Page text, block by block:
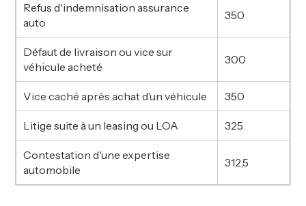
Refus d'indemnisation assurance
auto
350
Défaut de livraison ou vice sur
véhicule acheté
300
Vice caché après achat d’un véhicule 350
Litige suite à un leasing ou LOA 325
Contestation d'une expertise
automobile
312,5